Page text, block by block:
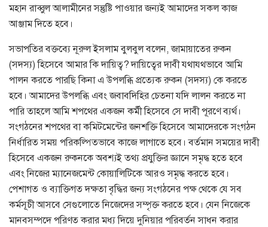
মহান রাব্বুল আলামীনের সন্তুষ্টি পাওয়ার জন্যই আমাদের সকল কাজ
আঞ্জাম দিতে হবে।
সভাপতির বক্তব্যে নূরুল ইসলাম বুলবুল বলেন, জামায়াতের রুকন
(সদস্য) হিসেবে আমার কি দায়িত্ব? দায়িত্বের দাবী যথাযথভাবে আমি
পালন করতে পারছি কিনা এ উপলব্ধি প্রত্যেক রুকন (সদস্য) কে করতে
হবে। আমাদের উপলব্ধি এবং জবাবদিহির চেতনা যদি লালন করতে না
পারি তাহলে আমি শপথের একজন কর্মী হিসেবে সে দাবী পূরণে ব্যর্থ।
সংগঠনের শপথের বা কমিটমেন্টের জনশক্তি হিসেবে আমাদেরকে সংগঠন
নির্ধারিত সময় পরিকল্পিতভাবে কাজে লাগাতে হবে। বর্তমান সময়ের দাবী
হিসেবে একজন রুকনকে অবশ্যই তথ্য প্রযুক্তির জ্ঞানে সমৃদ্ধ হতে হবে
এবং নিজের ম্যানেজমেন্ট কোয়ালিটিকে আরও সমৃদ্ধ করতে হবে।
পেশাগত ও ব্যাক্তিগত দক্ষতা বৃদ্ধির জন্য সংগঠনের পক্ষ থেকে যে সব
কর্মসূচী আসবে সেগুলোতে নিজেদের সম্পৃক্ত করতে হবে। যেন নিজেকে
মানবসম্পদে পরিণত করার মধ্য দিয়ে দুনিয়ার পরিবর্তন সাধন করার